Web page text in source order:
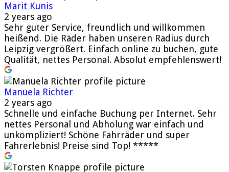
Marit Kunis
2 years ago
Sehr guter Service, freundlich und willkommen
heißend. Die Räder haben unseren Radius durch
Leipzig vergrößert. Einfach online zu buchen, gute
Qualität, nettes Personal. Absolut empfehlenswert!
Manuela Richter
2 years ago
Schnelle und einfache Buchung per Internet. Sehr
nettes Personal und Abholung war einfach und
unkompliziert! Schöne Fahrräder und super
Fahrerlebnis! Preise sind Top! *****